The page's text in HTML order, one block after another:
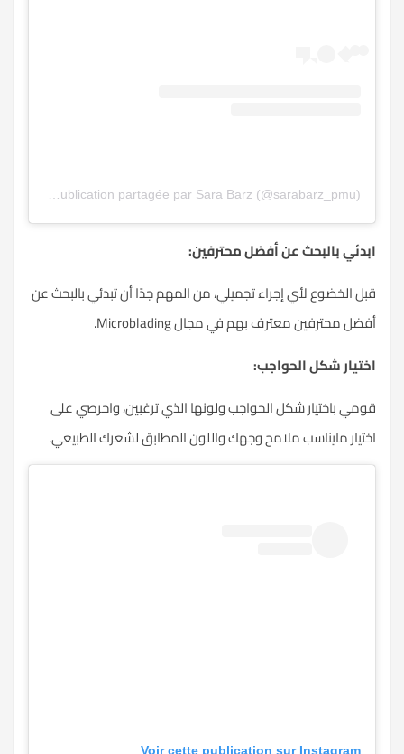
Une publication partagée par Sara Barz (@sarabarz_pmu)
ابدئي بالبحث عن أفضل محترفين:
قبل الخضوع لأي إجراء تجميلي، من المهم جدًا أن تبدئي بالبحث عن
أفضل محترفين معترف بهم في مجال Microblading.
اختيار شكل الحواجب:
قومي باختيار شكل الحواجب ولونها الذي ترغبين، واحرصي على
اختيار مايناسب ملامح وجهك واللون المطابق لشعرك الطبيعي.
Voir cette publication sur Instagram